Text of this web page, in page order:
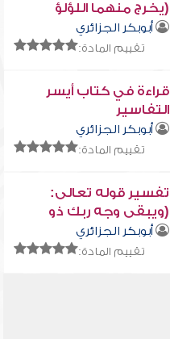
(يخرج منهما اللؤلؤ
والمرجان ...)
أبوبكر الجزائري
تقييم المادة:
قراءة في كتاب أيسر
التفاسير
أبوبكر الجزائري
تقييم المادة:
تفسير قوله تعالى:
(ويبقى وجه ربك ذو
الجلال والإكرام)
أبوبكر الجزائري
تقييم المادة: